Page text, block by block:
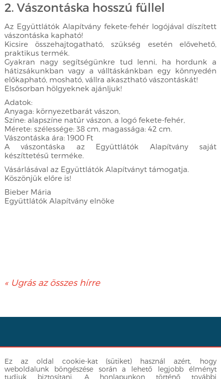
Ez az oldal cookie-kat (sütiket) használ azért, hogy
weboldalunk böngészése során a lehető legjobb élményt
tudjuk biztosítani. A honlapunkon történő további
2. Vászontáska hosszú füllel
Az Együttlátók Alapítvány fekete-fehér logójával díszített
vászontáska kapható!
Kicsire összehajtogatható, szükség esetén elővehető,
praktikus termék.
Gyakran nagy segítségünkre tud lenni, ha hordunk a
hátizsákunkban vagy a válltáskánkban egy könnyedén
előkapható, mosható, vállra akasztható vászontáskát!
Elsősorban hölgyeknek ajánljuk!
Adatok:
Anyaga: környezetbarát vászon,
Színe: alapszíne natúr vászon, a logó fekete-fehér,
Mérete: szélessége: 38 cm, magassága: 42 cm.
Vászontáska ára: 1900 Ft
A vászontáska az Együttlátók Alapítvány saját
készíttetésű terméke.
Vásárlásával az Együttlátók Alapítványt támogatja.
Köszönjük előre is!
Bieber Mária
Együttlátók Alapítvány elnöke
« Ugrás az összes hírre
Adatvédelmi nyilatkozat